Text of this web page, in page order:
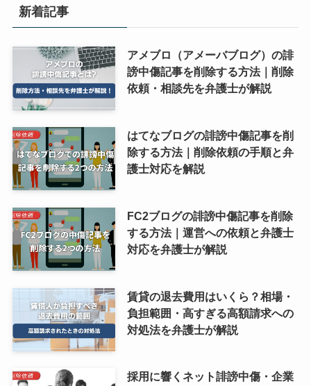
新着記事
アメブロ（アメーバブログ）の誹
謗中傷記事を削除する方法｜削除
依頼・相談先を弁護士が解説
はてなブログの誹謗中傷記事を削
除する方法｜削除依頼の手順と弁
護士対応を解説
FC2ブログの誹謗中傷記事を削除
する方法｜運営への依頼と弁護士
対応を弁護士が解説
賃貸の退去費用はいくら？相場・
負担範囲・高すぎる高額請求への
対処法を弁護士が解説
採用に響くネット誹謗中傷・企業